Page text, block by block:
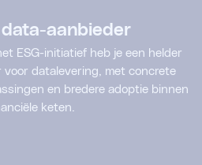
aanbieder
ESG-initiatief heb je een helder
voor datalevering, met concrete
en bredere adoptie binnen
keten.